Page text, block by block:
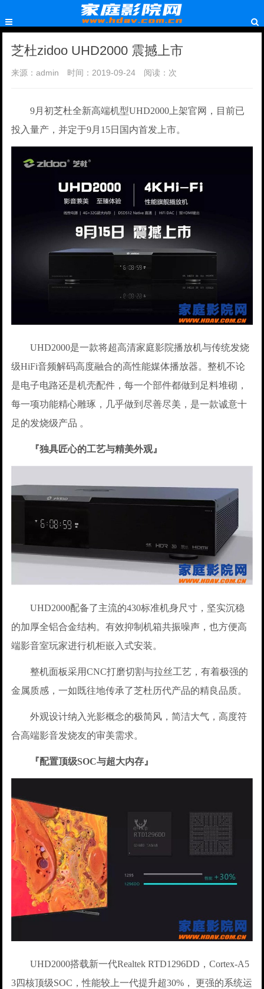
芝杜zidoo UHD2000 震撼上市
来源：admin 时间：2019-09-24 阅读： 次
9月初芝杜全新高端机型UHD2000上架官网，目前已
投入量产，并定于9月15日国内首发上市。
UHD2000是一款将超高清家庭影院播放机与传统发烧
级HiFi音频解码高度融合的高性能媒体播放器。整机不论
是电子电路还是机壳配件，每一个部件都做到足料堆砌，
每一项功能精心雕琢，几乎做到尽善尽美，是一款诚意十
足的发烧级产品 。
『独具匠心的工艺与精美外观』
UHD2000配备了主流的430标准机身尺寸，坚实沉稳
的加厚全铝合金结构。有效抑制机箱共振噪声，也方便高
端影音室玩家进行机柜嵌入式安装。
整机面板采用CNC打磨切割与拉丝工艺，有着极强的
金属质感，一如既往地传承了芝杜历代产品的精良品质。
外观设计纳入光影概念的极简风，简洁大气，高度符
合高端影音发烧友的审美需求。
『配置顶级SOC与超大内存』
UHD2000搭载新一代Realtek RTD1296DD，Cortex-A5
3四核顶级SOC，性能较上一代提升超30%， 更强的系统运